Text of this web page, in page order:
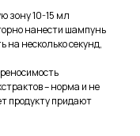
зону 10-15 мл
нанести шампунь
на несколько секунд,
– норма и не
продукту придают